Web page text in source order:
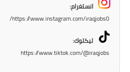
العطل
انستغرام:
https://www.instagram.com/iraqjobs0/
تيكتوك:
https://www.tiktok.com/@iraqjobs